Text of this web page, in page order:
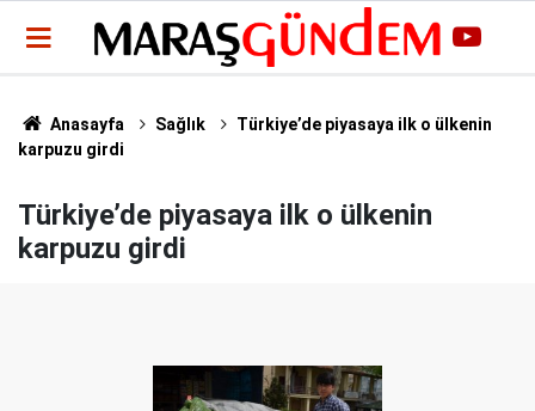
Anasayfa Sağlık
Türkiye’de piyasaya ilk o ülkenin
karpuzu girdi
Türkiye’de piyasaya ilk o ülkenin
karpuzu girdi